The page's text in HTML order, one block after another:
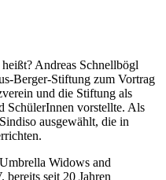
Andreas Schnellbögl
Berger-Stiftung zum Vortrag
und die Stiftung als
SchülerInnen vorstellte. Als
ausgewählt, die in
Widows and
bereits seit 20 Jahren